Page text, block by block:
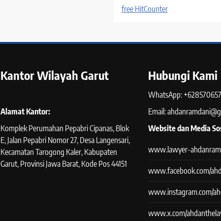
free HitCounter
Kantor Wilayah Garut
Alamat Kantor:
Komplek Perumahan Pepabri Cipanas, Blok
E, Jalan Pepabri Nomor 27, Desa Langensari,
Kecamatan Tarogong Kaler, Kabupaten
Garut, Provinsi Jawa Barat, Kode Pos 44151
Hubungi Kami
WhatsApp:
Email:
Website dan Media
www.lawyer-
www.facebook.com/
www.instagram.com/
www.x.com/